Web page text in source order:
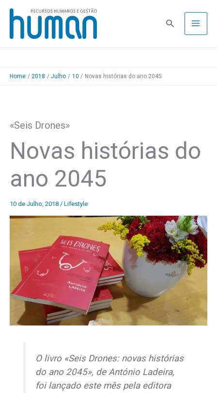
Skip
content
Pesquisa
Home 2018 Julho 10 Novas histórias do ano 2045
«Seis Drones»
Novas histórias do
ano 2045
10 de Julho, 2018 / Lifestyle
O livro «Seis Drones: novas histórias
do ano 2045», de António Ladeira,
foi lançado este mês pela editora